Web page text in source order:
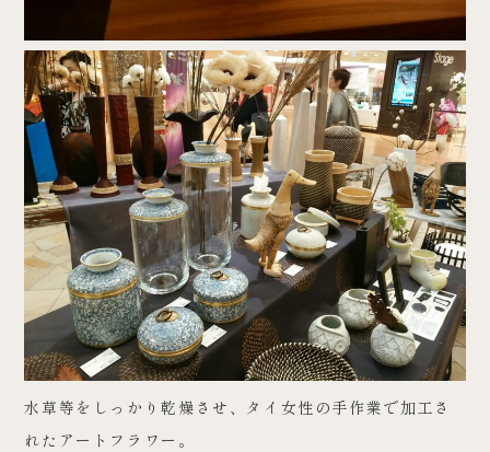
水草等をしっかり乾燥させ、タイ女性の手作業で加工さ
れたアートフラワー。